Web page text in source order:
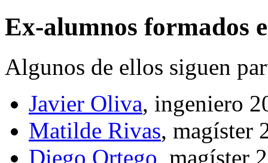
Ex-alumnos formados
Algunos de ellos siguen
Javier Oliva, ingeniero
Matilde Rivas, magíster
Diego Ortego, magíster